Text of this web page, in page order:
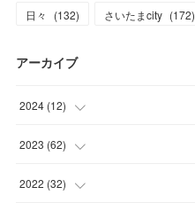
日々
(132) さいたまcity (172)
アーカイブ
2024 (12)
(1
(1
2023 (62)
(11 )
2022 (32)